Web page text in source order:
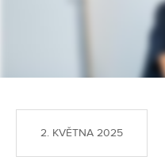
2. KVĚTNA 2025